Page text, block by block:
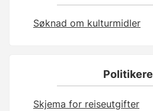
Søknad om kulturmidler
Politikere
Skjema for reiseutgifter